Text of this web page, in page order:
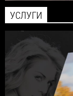
УСЛУГИ